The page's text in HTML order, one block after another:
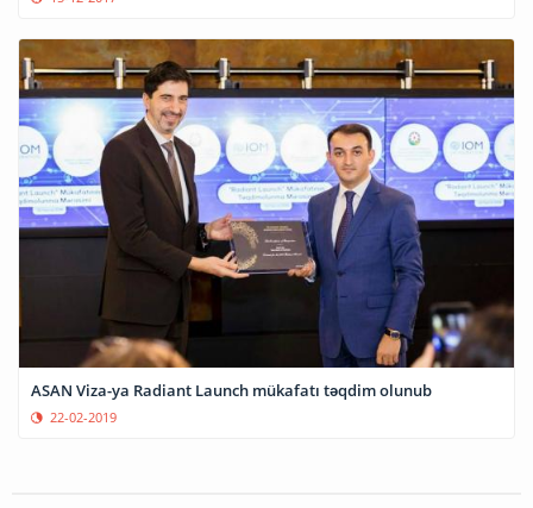
ASAN Viza-ya Radiant Launch mükafatı təqdim olunub
22-02-2019